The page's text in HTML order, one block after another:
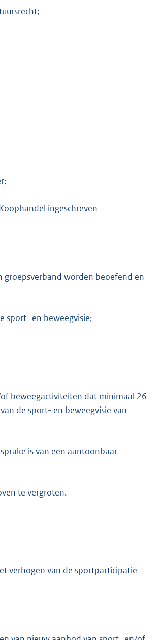
ingeschreven
groepsverband worden beoefend en
sport- en beweegvisie;
beweegactiviteiten dat minimaal 26
de sport- en beweegvisie van
is van een aantoonbaar
te vergroten.
verhogen van de sportparticipatie